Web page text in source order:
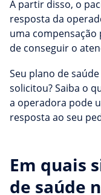
A partir disso, o
resposta da
uma
de conseguir o
Seu plano de
solicitou? Saiba o
a operadora pode
resposta ao seu
Em quais
de saúde